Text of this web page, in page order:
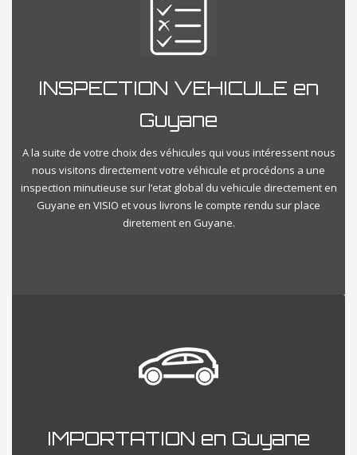
INSPECTION VEHICULE en
Guyane
A la suite de votre choix des véhicules qui vous intéressent nous
nous visitons directement votre véhicule et procédons a une
inspection minutieuse sur l’etat global du vehicule directement en
Guyane en VISIO et vous livrons le compte rendu sur place
diretement en Guyane.
IMPORTATION en Guyane